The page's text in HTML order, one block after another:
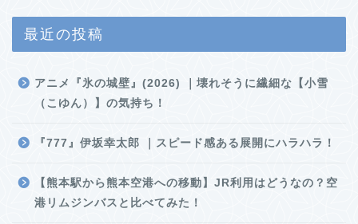
最近の投稿
アニメ『氷の城壁』(2026) ｜壊れそうに繊細な【小雪
（こゆん）】の気持ち！
『777』伊坂幸太郎 ｜スピード感ある展開にハラハラ！
【熊本駅から熊本空港への移動】JR利用はどうなの？空
港リムジンバスと比べてみた！